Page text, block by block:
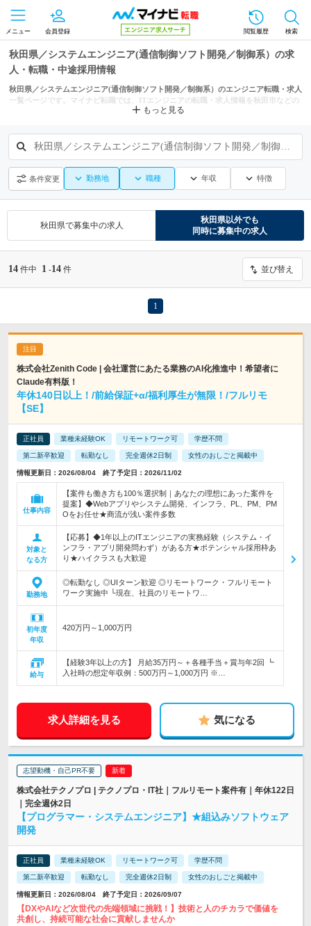
メニュー 会員登録 閲覧履歴 検索
秋田県／システムエンジニア(通信制御ソフト開発／制御系）の求
人・転職・中途採用情報
秋田県／システムエンジニア(通信制御ソフト開発／制御系）のエンジニア転職・求人
一覧ページです。マイナビ転職では、ITエンジニアの転職・求人情報を秋田市などの
もっと見る
秋田県／システムエンジニア(通信制御ソフト開発／制御系）
条件変更 勤務地 職種 年収 特徴
秋田県で募集中の求人
秋田県以外でも
同時に募集中の求人
14 件中 1 -14 件 並び替え
1
株式会社Zenith Code | 会社運営にあたる業務のAI化推進中！希望者に
Claude有料版！
年休140日以上！/前給保証+α/福利厚生が無限！/フルリモ
【SE】
正社員 業種未経験OK リモートワーク可 学歴不問
第二新卒歓迎 転勤なし 完全週休2日制 女性のおしごと掲載中
情報更新日：2026/08/04 終了予定日：2026/11/02
仕事内容
【案件も働き方も100％選択制｜あなたの理想にあった案件を
提案】◆Webアプリやシステム開発、インフラ、PL、PM、PM
Oをお任せ★商流が浅い案件多数
対象と
なる方
【応募】◆1年以上のITエンジニアの実務経験（システム・イ
ンフラ・アプリ開発問わず）がある方★ポテンシャル採用枠あ
り★ハイクラスも大歓迎
勤務地
◎転勤なし ◎UIターン歓迎 ◎リモートワーク・フルリモート
ワーク実施中 └現在、社員のリモートワ…
初年度
年収
420万円～1,000万円
給与
【経験3年以上の方】 月給35万円～＋各種手当＋賞与年2回 ┗
入社時の想定年収例：500万円～1,000万円 ※…
求人詳細を見る 気になる
志望動機・自己PR不要
株式会社テクノプロ | テクノプロ・IT社｜フルリモート案件有｜年休122日
｜完全週休2日
【プログラマー・システムエンジニア】★組込みソフトウェア
開発
正社員 業種未経験OK リモートワーク可 学歴不問
第二新卒歓迎 転勤なし 完全週休2日制 女性のおしごと掲載中
情報更新日：2026/08/04 終了予定日：2026/09/07
【DXやAIなど次世代の先端領域に挑戦！】技術と人のチカラで価値を
共創し、持続可能な社会に貢献しませんか